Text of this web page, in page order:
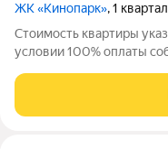
ЖК «Кинопарк», 1
Стоимость квартиры
условии 100% оплаты
(Росстройинвест).
Очередь 1, Корпус 1